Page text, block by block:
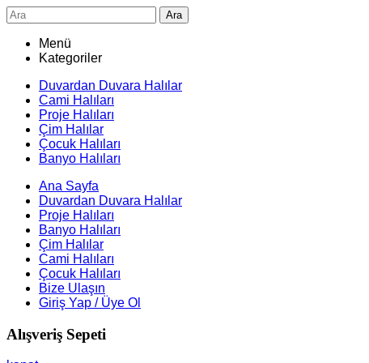
Ara
Menü
Kategoriler
Duvardan Duvara Halılar
Cami Halıları
Proje Halıları
Çim Halılar
Çocuk Halıları
Banyo Halıları
Ana Sayfa
Duvardan Duvara Halılar
Proje Halıları
Banyo Halıları
Çim Halılar
Cami Halıları
Çocuk Halıları
Bize Ulaşın
Giriş Yap / Üye Ol
Alışveriş Sepeti